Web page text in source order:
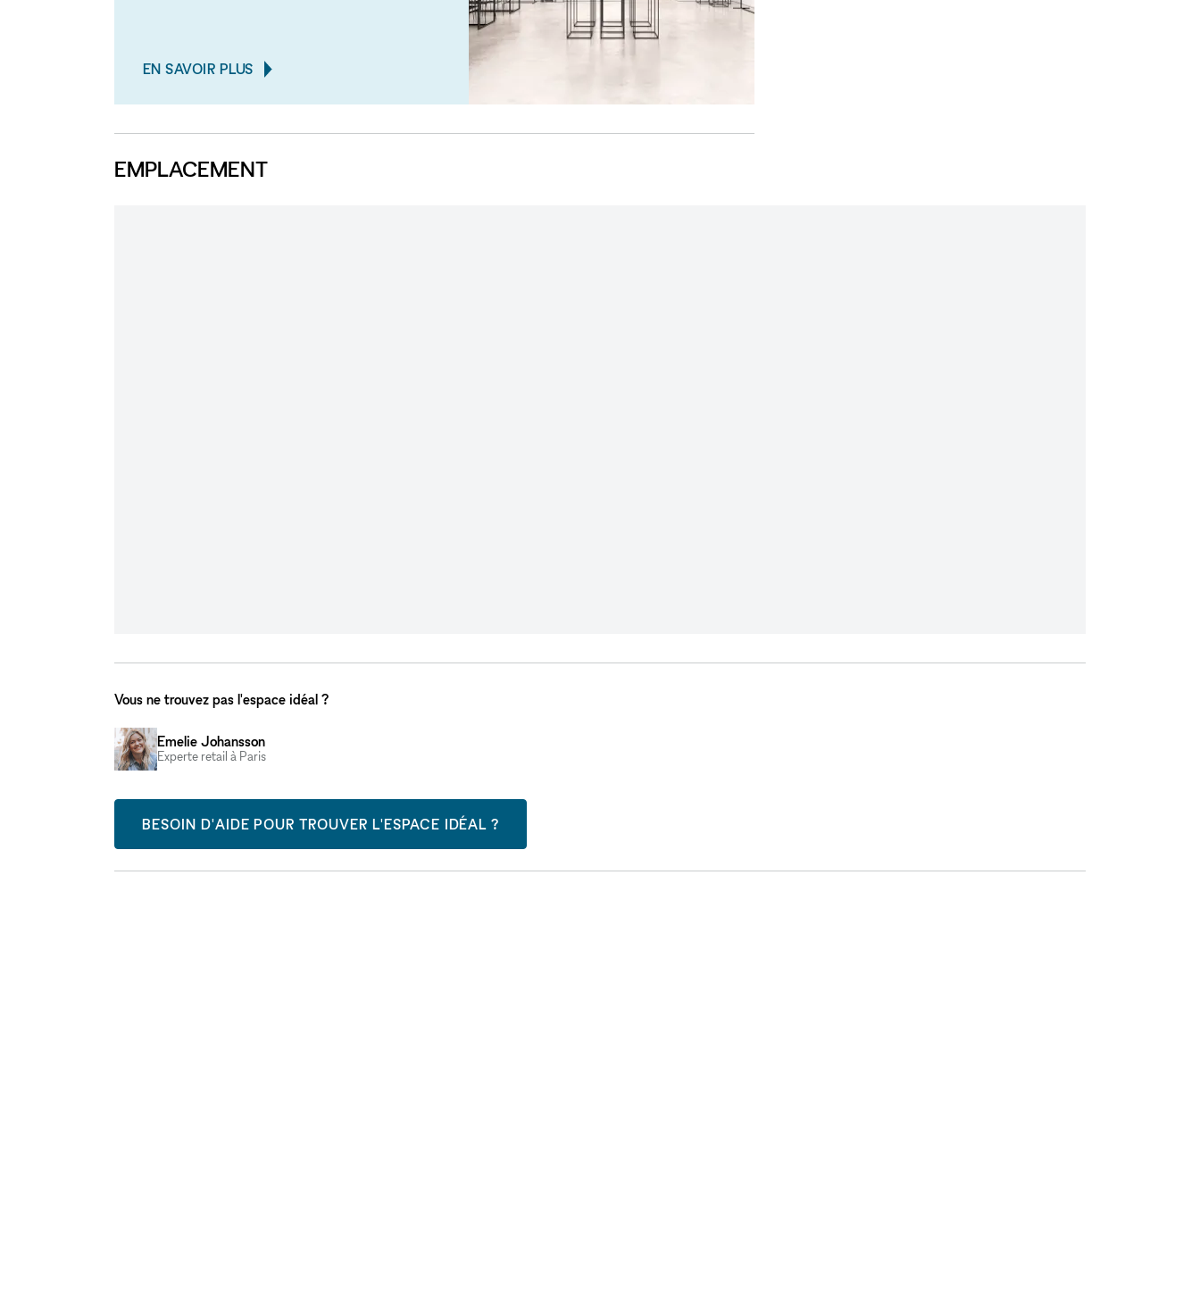
EN SAVOIR PLUS
EMPLACEMENT
Vous ne trouvez pas l'espace idéal ?
Emelie Johansson
Experte retail à Paris
BESOIN D'AIDE POUR TROUVER L'ESPACE IDÉAL ?